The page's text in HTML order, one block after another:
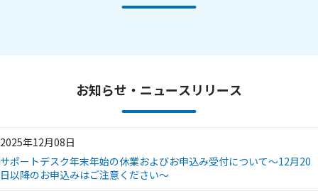
お知らせ・ニュースリリース
2025年12月08日
サポートデスク年末年始の休業およびお申込み受付について～12月20
日以降のお申込みはご注意ください～